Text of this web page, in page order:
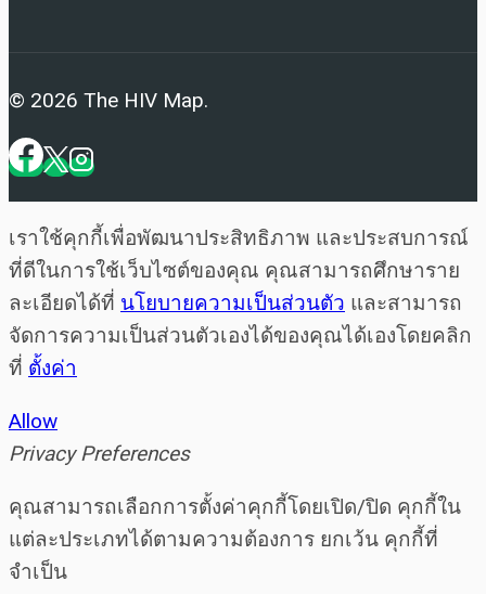
© 2026 The HIV Map.
เราใช้คุกกี้เพื่อพัฒนาประสิทธิภาพ และประสบการณ์
ที่ดีในการใช้เว็บไซต์ของคุณ คุณสามารถศึกษาราย
ละเอียดได้ที่ นโยบายความเป็นส่วนตัว และสามารถ
จัดการความเป็นส่วนตัวเองได้ของคุณได้เองโดยคลิก
ที่ ตั้งค่า
Allow
Privacy Preferences
คุณสามารถเลือกการตั้งค่าคุกกี้โดยเปิด/ปิด คุกกี้ใน
แต่ละประเภทได้ตามความต้องการ ยกเว้น คุกกี้ที่
จำเป็น